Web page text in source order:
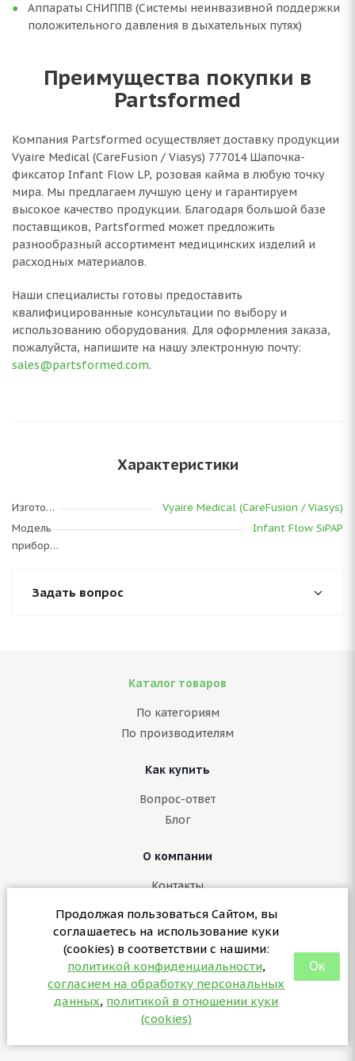
Продолжая пользоваться Сайтом, вы
соглашаетесь на использование куки
(cookies) в соответствии с нашими:
политикой конфиденциальности,
согласием на обработку персональных
данных, политикой в отношении куки
(cookies)
Ок
Аппараты СНИППВ (Системы неинвазивной поддержки
положительного давления в дыхательных путях)
Преимущества покупки в
Partsformed
Компания Partsformed осуществляет доставку продукции
Vyaire Medical (CareFusion / Viasys) 777014 Шапочка-
фиксатор Infant Flow LP, розовая кайма в любую точку
мира. Мы предлагаем лучшую цену и гарантируем
высокое качество продукции. Благодаря большой базе
поставщиков, Partsformed может предложить
разнообразный ассортимент медицинских изделий и
расходных материалов.
Наши специалисты готовы предоставить
квалифицированные консультации по выбору и
использованию оборудования. Для оформления заказа,
пожалуйста, напишите на нашу электронную почту:
sales@partsformed.com.
Характеристики
Изготовитель
Vyaire Medical (CareFusion / Viasys)
Модель
прибора
Infant Flow SiPAP
Задать вопрос
2026 © partsformed.com - запчасти для медицинского
Каталог товаров
По категориям
По производителям
Как купить
Вопрос-ответ
Блог
О компании
Контакты
Политика конфиденциальности
Согласие на обработку персональных данных
Политика в отношении куки (cookies)
+7 (3412) 57-07-29
sales@partsformed.com